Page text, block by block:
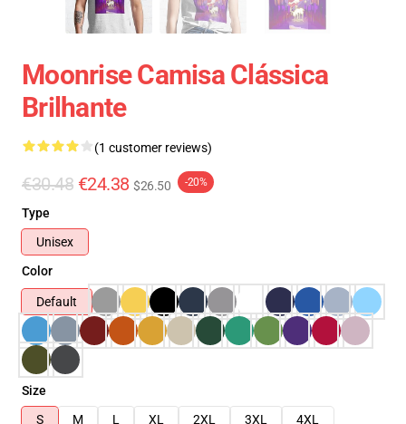
Moonrise Camisa Clássica
Brilhante
(1 customer reviews)
€30.48 €24.38 $26.50 -20%
Type
Unisex
Color
Default
Size
S
M L XL 2XL 3XL
4XL